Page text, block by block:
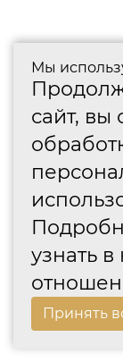
Мы
сайт, вы
узнать
Принять